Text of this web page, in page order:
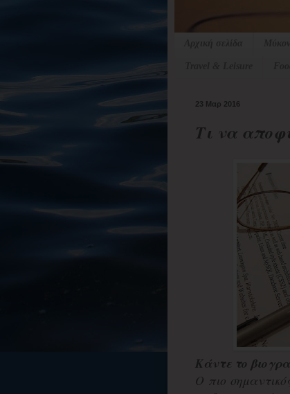
23 Μαρ 2016
Τι να
Κάντε το
Ο πιο